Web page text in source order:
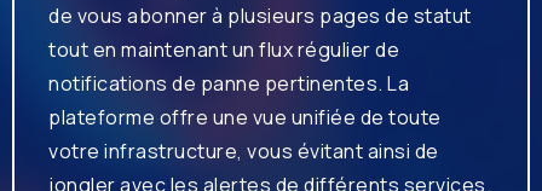
de vous abonner à plusieurs pages de statut
tout en maintenant un flux régulier de
notifications de panne pertinentes. La
plateforme offre une vue unifiée de toute
votre infrastructure, vous évitant ainsi de
jongler avec les alertes de différents services.